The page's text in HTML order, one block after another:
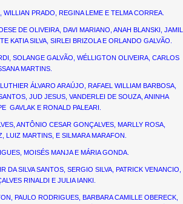
PRADO, REGINA LEME E TELMA CORREA.
DE OLIVEIRA, DAVI MARIANO, ANAH BLANSKI, JAMIL
KATIA SILVA, SIRLEI BRIZOLA E ORLANDO GALVÃO.
SOLANGE GALVÃO, WÉLLIGTON OLIVEIRA, CARLOS
MARTINS.
ÁLVARO ARAÚJO, RAFAEL WILLIAM BARBOSA,
JUD JESUS, VANDERLEI DE SOUZA, ANINHA
GAVLAK E RONALD PALEARI.
ANTÔNIO CESAR GONÇALVES, MARLLY ROSA,
LUIZ MARTINS, E SILMARA MARAFON.
MOISÉS MANJA E MÁRIA GONDA.
SILVA SANTOS, SERGIO SILVA, PATRICK VENANCIO,
RINALDI E JULIA IANKI.
PAULO RODRIGUES, BARBARA CAMILLE OBERECK,